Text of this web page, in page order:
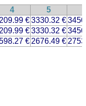
4 5
€3330.32 €
€3330.32 €
€ 2676.49 €